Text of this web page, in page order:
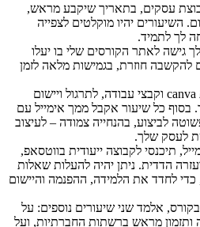
עסקים, בתאריך שיקבע מראש,
השיעורים יהיו מוקלטים לצפייה
לך לתמיד.
גישה לאתר הקורסים שלי בו יעלו
להקשבה חוזרת, בגמישות מלאה לזמן
השיעורים כוללים תבניות canva וקבצי עבודה, לתרגול ויישום
כל שיעור אקבל ממך אימייל עם
לביצוע, בהנחייה צמודה – לעיצוב
לעסק שלך.
תיכנסי לקבוצה ייעודית בווטסאפ,
הדדית. ניתן יהיה להעלות שאלות
כדי לחדד את הלמידה, ההפנמה והיישום
אלמד שני שיעורים נוספים: על
ותזמון מראש ברשתות החברתיות, ועל